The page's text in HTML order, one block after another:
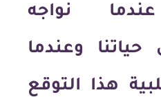
نواجه
وعندما
هذا التوقع